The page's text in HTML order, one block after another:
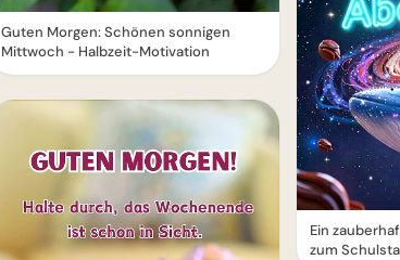
Guten Morgen: Schönen sonnigen
Mittwoch - Halbzeit-Motivation
Ein
zum